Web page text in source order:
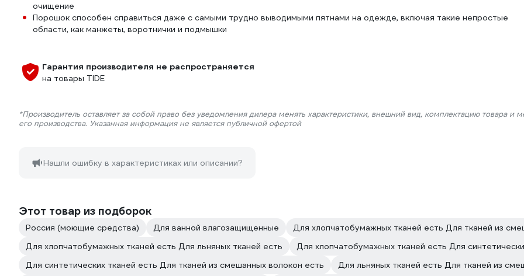
очищение
Порошок способен справиться даже с самыми трудно выводимыми пятнами на одежде, включая такие непростые
области, как манжеты, воротнички и подмышки
Гарантия производителя не распространяется
на товары TIDE
*Производитель оставляет за собой право без уведомления дилера менять характеристики, внешний вид, комплектацию товара и
его производства. Указанная информация не является публичной офертой
Нашли ошибку в характеристиках или описании?
Этот товар из подборок
Россия (моющие средства) Для ванной влагозащищенные
Для хлопчатобумажных тканей есть Для тканей из
Для хлопчатобумажных тканей есть Для льняных тканей есть
Для хлопчатобумажных тканей есть Для
Для синтетических тканей есть Для тканей из смешанных волокон есть
Для льняных тканей есть Для тканей из